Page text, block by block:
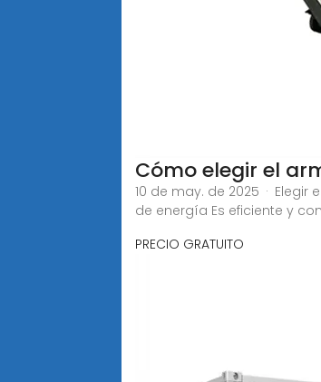
Cómo elegir el
10 de may. de 2025 ·
de energía Es eficiente y
PRECIO GRATUITO